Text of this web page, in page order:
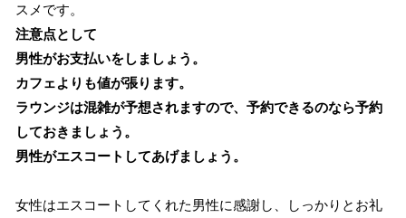
スメです。
注意点として
男性がお支払いをしましょう。
カフェよりも値が張ります。
ラウンジは混雑が予想されますので、予約できるのなら予約
しておきましょう。
男性がエスコートしてあげましょう。
女性はエスコートしてくれた男性に感謝し、しっかりとお礼